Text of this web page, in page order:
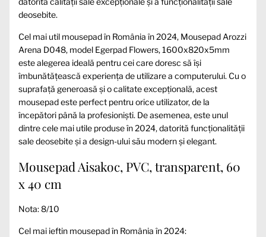
deosebite.
Cel mai util mousepad în România în 2024, Mousepad Arozzi
Arena D048, model Egerpad Flowers, 1600x820x5mm
este alegerea ideală pentru cei care doresc să își
îmbunătățească experiența de utilizare a computerului. Cu o
suprafață generoasă și o calitate excepțională, acest
mousepad este perfect pentru orice utilizator, de la
începători până la profesioniști. De asemenea, este unul
dintre cele mai utile produse în 2024, datorită funcționalității
sale deosebite și a design-ului său modern și elegant.
Mousepad Aisakoc, PVC, transparent, 60
x 40 cm
Nota: 8/10
Cel mai ieftin mousepad în România în 2024: